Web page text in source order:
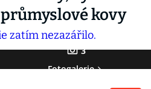
kovy
3
Fotogalerie